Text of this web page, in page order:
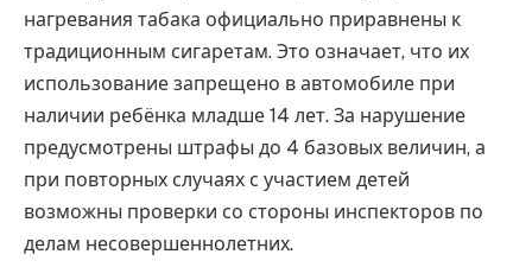
нагревания табака официально приравнены к
традиционным сигаретам. Это означает, что их
использование запрещено в автомобиле при
наличии ребёнка младше 14 лет. За нарушение
предусмотрены штрафы до 4 базовых величин, а
при повторных случаях с участием детей
возможны проверки со стороны инспекторов по
делам несовершеннолетних.